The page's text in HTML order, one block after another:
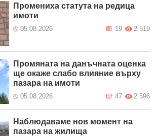
Промениха статута на редица
имоти
05.08.2026 2 519
19
Промяната на данъчната оценка
ще окаже слабо влияние върху
пазара на имоти
05.08.2026 2 596
47
Наблюдаваме нов момент на
пазара на жилища